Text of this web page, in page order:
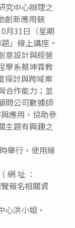
究中心辦理之
創新應用競
月31日（星期
」線上講座。
意設計與經營
學系蔡坤霖教
探討與跨域案
合作能力；並
問公司數據師
應用，協助參
主題有興趣之
舉行，使用線
網 址 ：
報名相關資
心洪小姐，